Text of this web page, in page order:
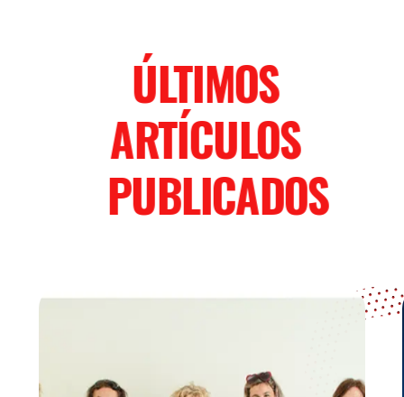
ÚLTIMOS
ARTÍCULOS
PUBLICADOS